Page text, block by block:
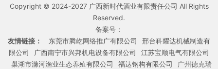
Copyright © 2024-2027 广西新时代酒业有限责任公司 All Rights
Reserved.
备案号：
友情链接：
东莞市腾屹网络推广有限公司
邢台科耀达机械制造有
限公司
广西南宁市兴邦机电设备有限公司
江苏宝顺电气有限公司
巢湖市滁河渔业生态养殖有限公司
福达钢构有限公司
广州德克瑞